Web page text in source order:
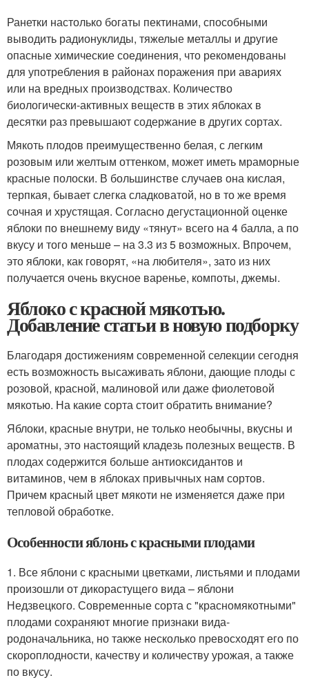
Ранетки настолько богаты пектинами, способными
выводить радионуклиды, тяжелые металлы и другие
опасные химические соединения, что рекомендованы
для употребления в районах поражения при авариях
или на вредных производствах. Количество
биологически-активных веществ в этих яблоках в
десятки раз превышают содержание в других сортах.
Мякоть плодов преимущественно белая, с легким
розовым или желтым оттенком, может иметь мраморные
красные полоски. В большинстве случаев она кислая,
терпкая, бывает слегка сладковатой, но в то же время
сочная и хрустящая. Согласно дегустационной оценке
яблоки по внешнему виду «тянут» всего на 4 балла, а по
вкусу и того меньше – на 3.3 из 5 возможных. Впрочем,
это яблоки, как говорят, «на любителя», зато из них
получается очень вкусное варенье, компоты, джемы.
Яблоко с красной мякотью.
Добавление статьи в новую подборку
Благодаря достижениям современной селекции сегодня
есть возможность высаживать яблони, дающие плоды с
розовой, красной, малиновой или даже фиолетовой
мякотью. На какие сорта стоит обратить внимание?
Яблоки, красные внутри, не только необычны, вкусны и
ароматны, это настоящий кладезь полезных веществ. В
плодах содержится больше антиоксидантов и
витаминов, чем в яблоках привычных нам сортов.
Причем красный цвет мякоти не изменяется даже при
тепловой обработке.
Особенности яблонь с красными плодами
1. Все яблони с красными цветками, листьями и плодами
произошли от дикорастущего вида – яблони
Недзвецкого. Современные сорта с "красномякотными"
плодами сохраняют многие признаки вида-
родоначальника, но также несколько превосходят его по
скороплодности, качеству и количеству урожая, а также
по вкусу.